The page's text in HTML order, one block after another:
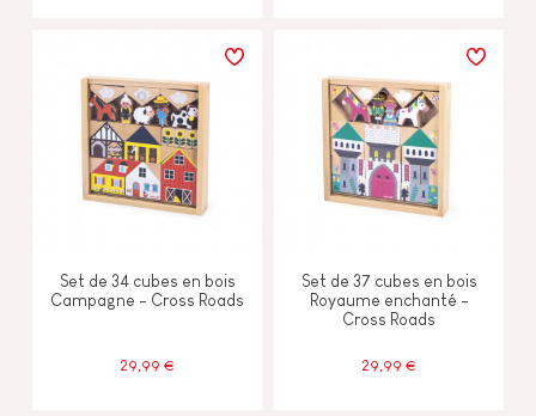
Set de 34 cubes en bois
Campagne - Cross Roads
29,99 €
Set de 37 cubes en bois
Royaume enchanté -
Cross Roads
29,99 €